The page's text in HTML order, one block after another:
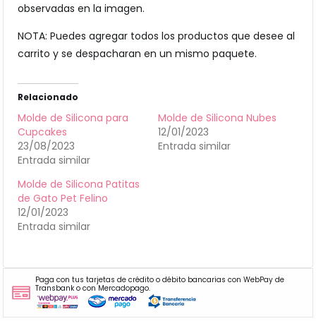
observadas en la imagen.
NOTA: Puedes agregar todos los productos que desee al
carrito y se despacharan en un mismo paquete.
Relacionado
Molde de Silicona para
Cupcakes
23/08/2023
Entrada similar
Molde de Silicona Nubes
12/01/2023
Entrada similar
Molde de Silicona Patitas
de Gato Pet Felino
12/01/2023
Entrada similar
Paga con tus tarjetas de crédito o débito bancarias con WebPay de
Transbank o con Mercadopago.